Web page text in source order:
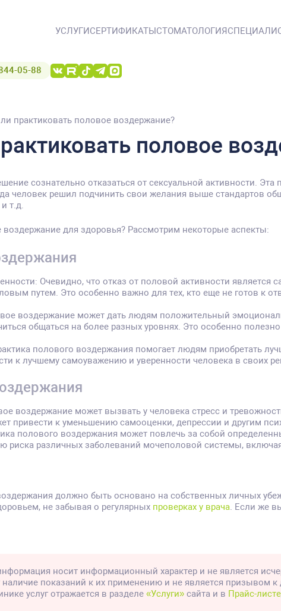
УСЛУГИСЕРТИФИКАТЫСТОМАТОЛОГИЯ
05-88
практиковать половое воздержание?
половое
сознательно отказаться от сексуальной активности.
человек решил подчинить свои желания выше стандартов
т.д.
для здоровья? Рассмотрим некоторые аспекты:
Очевидно, что отказ от половой активности
путем. Это особенно важно для тех, кто еще не готов к
воздержание может дать людям положительный
общаться на более разных уровнях. Это особенно
полового воздержания помогает людям приобретать
к лучшему самоуважению и уверенности человека в своих
воздержание может вызвать у человека стресс и
привести к уменьшению самооценки, депрессии и другим
полового воздержания может повлечь за собой
риска различных заболеваний мочеполовой системы,
должно быть основано на собственных личных
не забывая о регулярных проверках у врача. Если же
носит информационный характер и не является
наличие показаний к их применению и не является призывом к
услуг отражается в разделе «Услуги» сайта и в Прайс-листе